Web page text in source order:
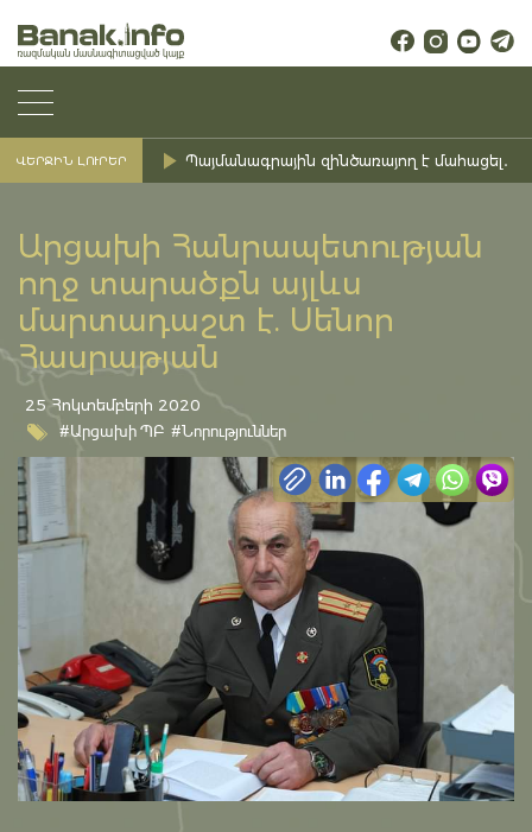
ՎԵՐՋԻՆ ԼՈՒՐԵՐ Պայմանագրային զինծառայող է մահացել․
Արցախի Հանրապետության
ողջ տարածքն այլևս
մարտադաշտ է. Սենոր
Հասրաթյան
25 Հոկտեմբերի 2020
#Արցախի ՊԲ #Նորություններ